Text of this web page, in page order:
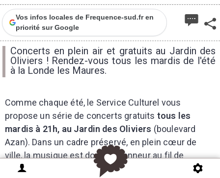
Vos infos locales de Frequence-sud.fr en
priorité sur Google
Concerts en plein air et gratuits au Jardin des
Oliviers ! Rendez-vous tous les mardis de l'été
à la Londe les Maures.
Comme chaque été, le Service Culturel vous
propose un série de concerts gratuits tous les
mardis à 21h, au Jardin des Oliviers (boulevard
Azan). Dans un cadre préservé, en plein cœur de
ville, la musique est donc à l'honneur au fil de
concerts gratuits.